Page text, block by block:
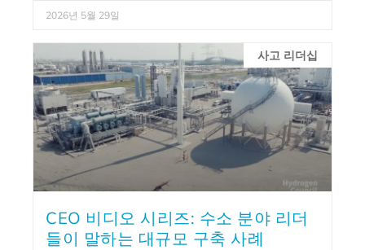
2026년 5월 29일
사고 리더십
CEO 비디오 시리즈: 수소 분야 리더
들이 말하는 대규모 구축 사례